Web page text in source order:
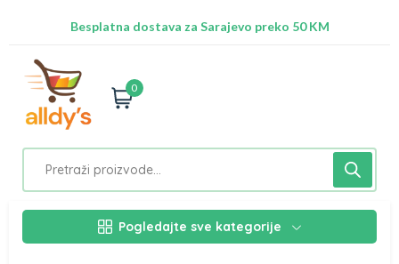
Besplatna dostava za Sarajevo preko 50 KM
0
Pogledajte sve kategorije